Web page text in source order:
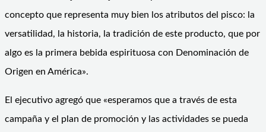
concepto que representa muy bien los atributos del pisco: la
versatilidad, la historia, la tradición de este producto, que por
algo es la primera bebida espirituosa con Denominación de
Origen en América».
El ejecutivo agregó que «esperamos que a través de esta
campaña y el plan de promoción y las actividades se pueda